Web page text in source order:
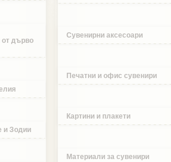
от дърво
и Зодии
Сувенирни аксесоари
Печатни и офис сувенири
Картини и плакети
Материали за сувенири